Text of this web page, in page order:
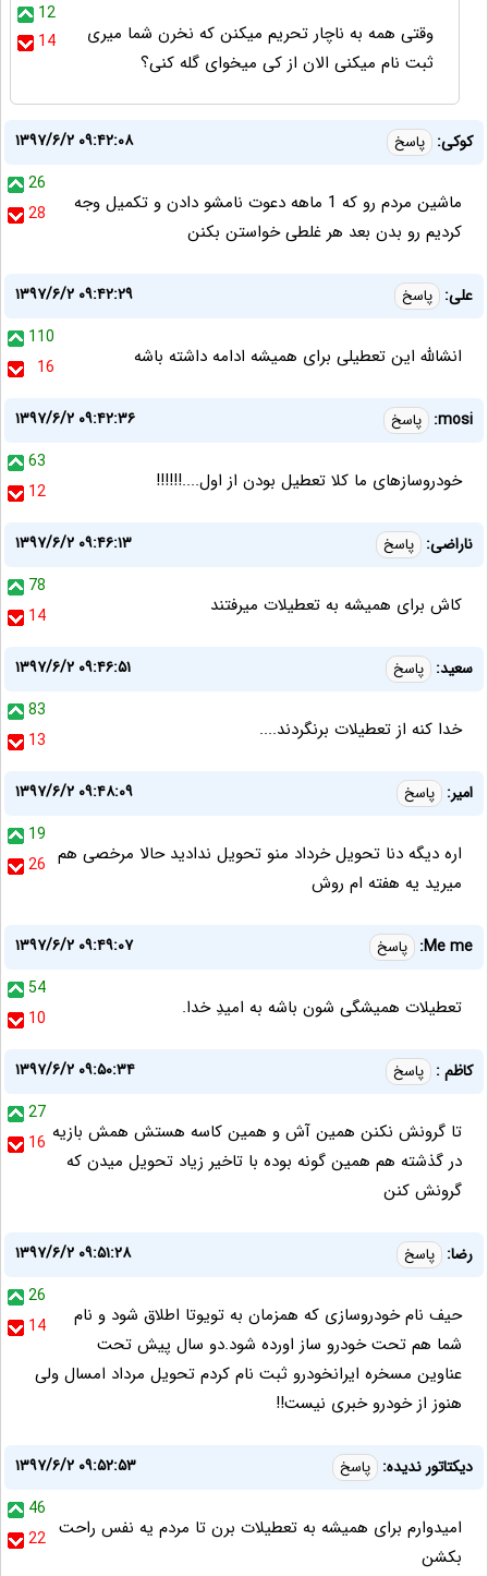
12
14
وقتی همه به ناچار تحریم میکنن که نخرن شما میری
ثبت نام میکنی الان از کی میخوای گله کنی؟
کوکی: پاسخ
۱۳۹۷/۶/۲ ۰۹:۴۲:۰۸
26
28
ماشین مردم رو که 1 ماهه دعوت نامشو دادن و تکمیل وجه
کردیم رو بدن بعد هر غلطی خواستن بکنن
علی: پاسخ
۱۳۹۷/۶/۲ ۰۹:۴۲:۲۹
110
16
انشالله این تعطیلی برای همیشه ادامه داشته باشه
mosi: پاسخ
۱۳۹۷/۶/۲ ۰۹:۴۲:۳۶
63
12
خودروسازهای ما کلا تعطیل بودن از اول....!!!!!!
ناراضی: پاسخ
۱۳۹۷/۶/۲ ۰۹:۴۶:۱۳
78
14
کاش برای همیشه به تعطیلات میرفتند
سعید: پاسخ
۱۳۹۷/۶/۲ ۰۹:۴۶:۵۱
83
13
خدا کنه از تعطیلات برنگردند....
امیر: پاسخ
۱۳۹۷/۶/۲ ۰۹:۴۸:۰۹
19
26 اره دیگه دنا تحویل خرداد منو تحویل ندادید حالا مرخصی هم
میرید یه هفته ام روش
Me me: پاسخ
۱۳۹۷/۶/۲ ۰۹:۴۹:۰۷
54
10
تعطیلات همیشگی شون باشه به امیدِ خدا.
کاظم : پاسخ
۱۳۹۷/۶/۲ ۰۹:۵۰:۳۴
27
16 تا گرونش نکنن همین آش و همین کاسه هستش همش بازیه
در گذشته هم همین گونه بوده با تاخیر زیاد تحویل میدن که
گرونش کنن
رضا: پاسخ
۱۳۹۷/۶/۲ ۰۹:۵۱:۲۸
26
14
حیف نام خودروسازی که همزمان به تویوتا اطلاق شود و نام
شما هم تحت خودرو ساز اورده شود.دو سال پیش تحت
عناوین مسخره ایرانخودرو ثبت نام کردم تحویل مرداد امسال ولی
هنوز از خودرو خبری نیست!!
دیکتاتور ندیده: پاسخ
۱۳۹۷/۶/۲ ۰۹:۵۲:۵۳
46
22 امیدوارم برای همیشه به تعطیلات برن تا مردم یه نفس راحت
بکشن